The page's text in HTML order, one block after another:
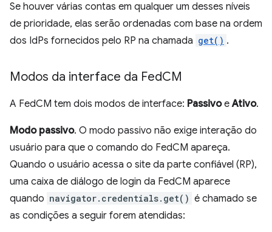
Se houver várias contas em qualquer um desses níveis
de prioridade, elas serão ordenadas com base na ordem
dos IdPs fornecidos pelo RP na chamada get() .
Modos da interface da FedCM
A FedCM tem dois modos de interface: PassivoeAtivo.
Modo passivo. O modo passivo não exige interação do
usuário para que o comando do FedCM apareça.
Quando o usuário acessa o site da parte confiável (RP),
uma caixa de diálogo de login da FedCM aparece
quando navigator.credentials.get() é chamado se
as condições a seguir forem atendidas: